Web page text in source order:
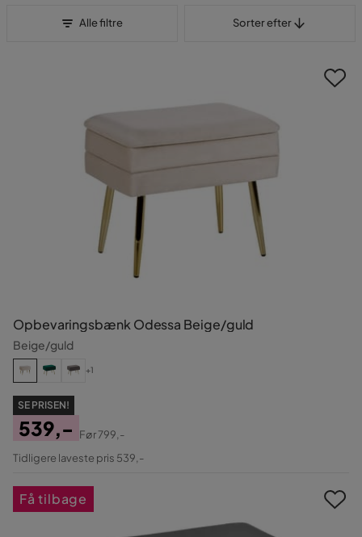
Alle filtre Sorter efter
Opbevaringsbænk Odessa Beige/guld
Beige/guld
+1
SE PRISEN!
Pris
539,-
Original
Før799,-
Tidligere laveste pris 539,-
Få tilbage